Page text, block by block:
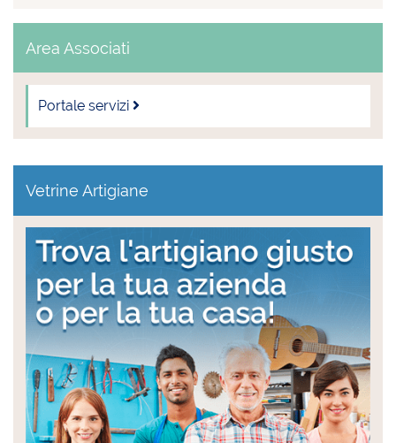
Area Associati
Portale servizi
Vetrine Artigiane